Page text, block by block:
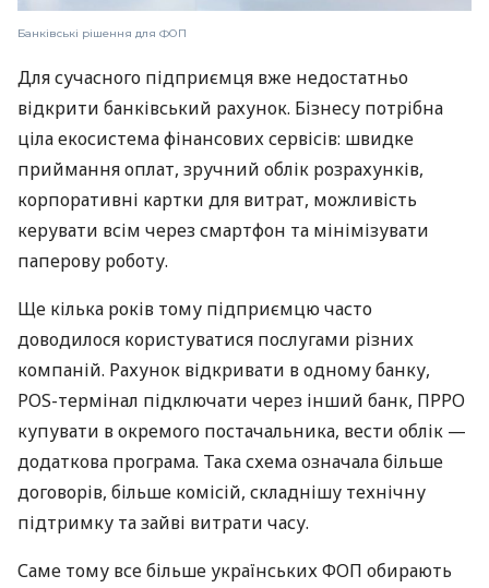
Банківські рішення для ФОП
Для сучасного підприємця вже недостатньо
відкрити банківський рахунок. Бізнесу потрібна
ціла екосистема фінансових сервісів: швидке
приймання оплат, зручний облік розрахунків,
корпоративні картки для витрат, можливість
керувати всім через смартфон та мінімізувати
паперову роботу.
Ще кілька років тому підприємцю часто
доводилося користуватися послугами різних
компаній. Рахунок відкривати в одному банку,
POS-термінал підключати через інший банк, ПРРО
купувати в окремого постачальника, вести облік —
додаткова програма. Така схема означала більше
договорів, більше комісій, складнішу технічну
підтримку та зайві витрати часу.
Саме тому все більше українських ФОП обирають